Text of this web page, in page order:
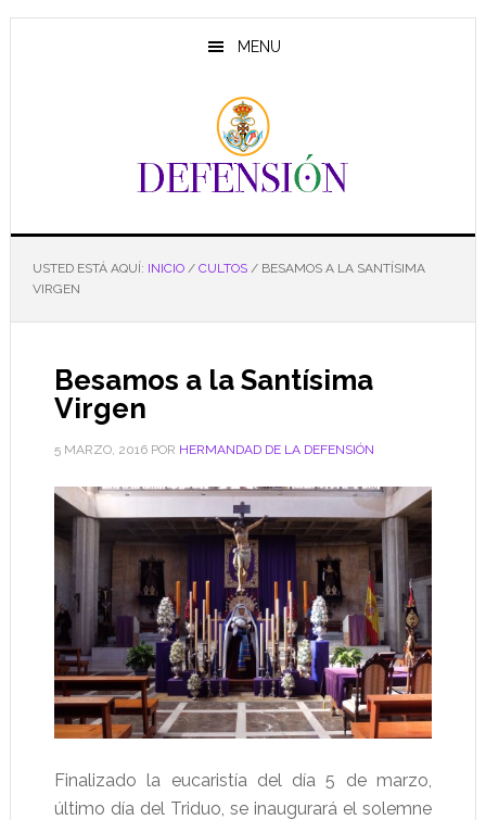
Saltar
Saltar
Saltar
MENU
USTED ESTÁ AQUÍ: INICIO / CULTOS /BESAMOS A LA SANTÍSIMA
VIRGEN
Besamos a la Santísima
Virgen
5 MARZO, 2016POR HERMANDAD DE LA DEFENSIÓN
Finalizado la eucaristía del día 5 de marzo,
último día del Triduo, se inaugurará el solemne